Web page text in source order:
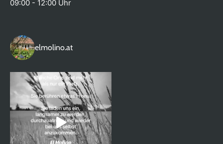
09:00 - 12:00 Uhr
elmolino.at